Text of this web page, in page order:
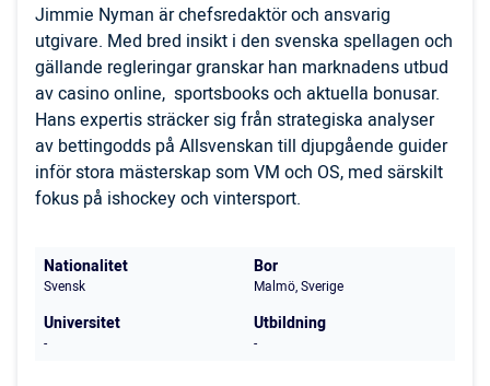
Jimmie Nyman är chefsredaktör och ansvarig
utgivare. Med bred insikt i den svenska spellagen och
gällande regleringar granskar han marknadens utbud
av casino online, sportsbooks och aktuella bonusar.
Hans expertis sträcker sig från strategiska analyser
av bettingodds på Allsvenskan till djupgående guider
inför stora mästerskap som VM och OS, med särskilt
fokus på ishockey och vintersport.
Nationalitet
Svensk
Bor
Malmö, Sverige
Universitet
-
Utbildning
-